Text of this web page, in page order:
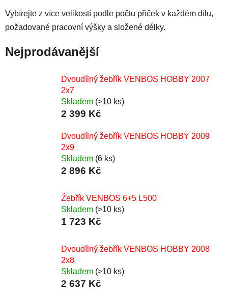
Vybírejte z více velikostí podle počtu příček v každém dílu,
požadované pracovní výšky a složené délky.
Nejprodávanější
Dvoudílný žebřík VENBOS HOBBY 2007
2x7
Skladem (>10 ks)
2 399 Kč
Dvoudílný žebřík VENBOS HOBBY 2009
2x9
Skladem (6 ks)
2 896 Kč
Žebřík VENBOS 6+5 L500
Skladem (>10 ks)
1 723 Kč
Dvoudílný žebřík VENBOS HOBBY 2008
2x8
Skladem (>10 ks)
2 637 Kč